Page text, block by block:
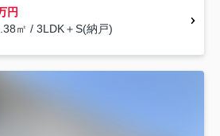
円
㎡ / 3LDK＋S(納戸)